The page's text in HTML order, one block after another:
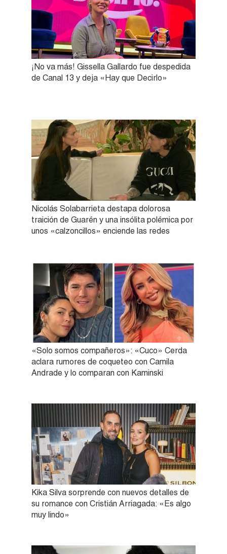
¡No va más! Gissella Gallardo fue despedida
de Canal 13 y deja «Hay que Decirlo»
Nicolás Solabarrieta destapa dolorosa
traición de Guarén y una insólita polémica por
unos «calzoncillos» enciende las redes
«Solo somos compañeros»: «Cuco» Cerda
aclara rumores de coqueteo con Camila
Andrade y lo comparan con Kaminski
Kika Silva sorprende con nuevos detalles de
su romance con Cristián Arriagada: «Es algo
muy lindo»